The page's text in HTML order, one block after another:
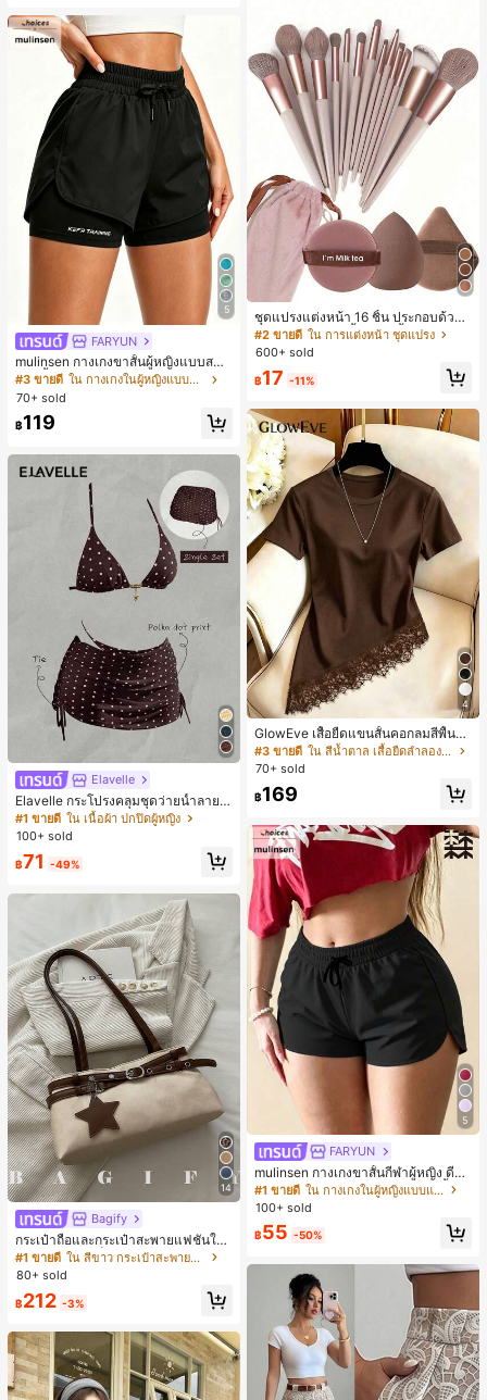
5
FARYUN
mulinsen กางเกงขาสั้นผู้หญิงแบบสบา
ยๆ สีพื้น หลวม อเนกประสงค์ กางเกงขา
สั้นกีฬา 2-In-1 สำหรับวิ่ง ฟิตเนส และก
ารฝึกซ้อมกีฬาในฤดูร้อน
#3 ขายดี
ใน กางเกงในผู้หญิงแบบแอคทีฟ
70+ sold
฿119
Elavelle
Elavelle กระโปรงคลุมชุดว่ายน้ำลายจุ
ดสำหรับผู้หญิง, กระโปรงคลุมชุดว่าย
น้ำสีน้ำตาลสำหรับเทศกาลฤดูใบไม้ผลิ/
#1 ขายดี ใน เนื้อผ้า ปกปิดผู้หญิง
100+ sold
฿71 -49%
14
Bagify
กระเป๋าถือและกระเป๋าสะพายแฟชั่นให
ม่ ตกแต่งด้วยเข็มขัด เหมาะสำหรับงาน
ปาร์ตี้ การรวมตัว การออกไปข้างนอก ก
ประจำวัน สามารถเก็บเหรียญ โทรศัพท์
านออฟฟิศ นักศึกษามหาวิทยาลัย และ
พนักงานออฟฟิศ กระเป๋าผู้หญิงที่หรูหรา
#1 ขายดี
ใน สีขาว กระเป๋าสะพายผู้หญิง
80+ sold
฿212 -3%
ชุดแปรงแต่งหน้า 16 ชิ้น ประกอบด้วยแ
ปรงแต่งหน้า 13 ชิ้น, ฟองน้ำแต่งหน้ารู
ปหยดน้ำ 1 ชิ้น, แปรงแป้งรองพื้นกลม 1
1 ชิ้น - ชุดคลาสสิก ทำจากขนสังเคราะ
หญิงและเด็กผู้หญิง เหมาะสำหรับฤดูใบ
ไม้ร่วงและฤดูหนาว
#2 ขายดี ใน การแต่งหน้า ชุดแปรง
600+ sold
฿17 -11%
4
GlowEve เสื้อยืดแขนสั้นคอกลมสีพื้นลำ
ลองอเนกประสงค์สำหรับผู้หญิง
#3 ขายดี
ใน สีน้ำตาล เสื้อยืดลำลองพื้นฐาน
70+ sold
฿169
5
FARYUN
mulinsen กางเกงขาสั้นกีฬาผู้หญิง ดีไซ
น์ปลายเปิด เอวยืดหยุ่น กางเกงขาสั้น
ลำลองกีฬาฤดูร้อน ความยาว 3/4
#1 ขายดี
ใน กางเกงในผู้หญิงแบบแอคทีฟ
100+ sold
฿55 -50%